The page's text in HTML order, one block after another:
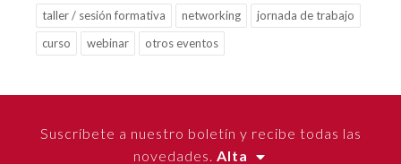
taller / sesión formativa
networking
jornada de trabajo
curso
webinar otros eventos
Suscríbete a nuestro boletín y recibe todas las
novedades. Alta